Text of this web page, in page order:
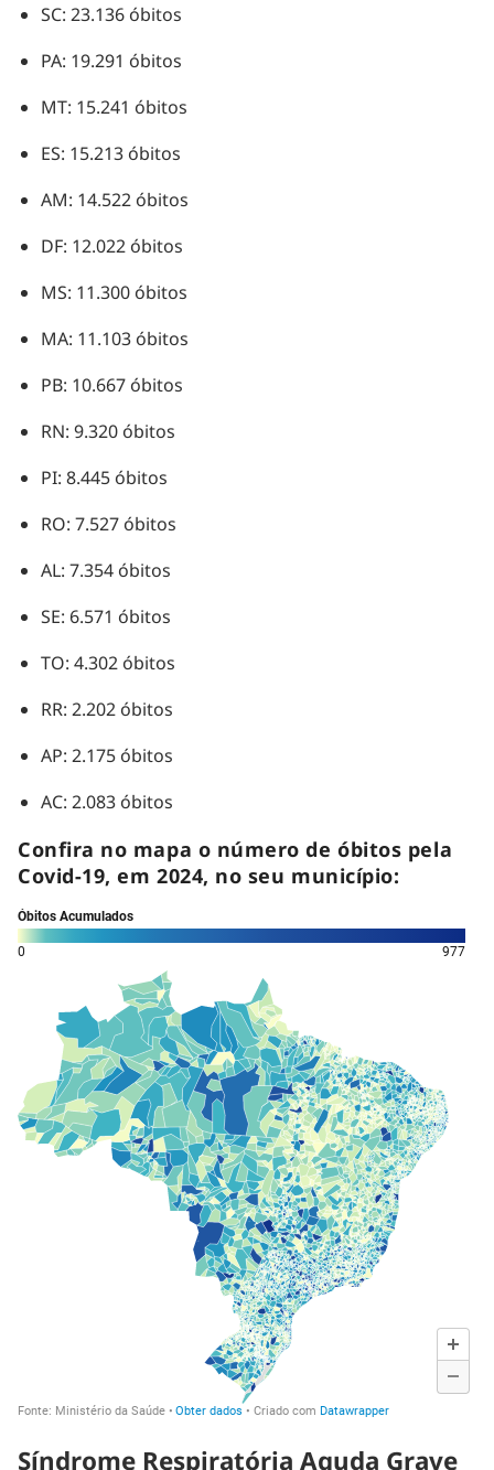
SC: 23.136 óbitos
PA: 19.291 óbitos
MT: 15.241 óbitos
ES: 15.213 óbitos
AM: 14.522 óbitos
DF: 12.022 óbitos
MS: 11.300 óbitos
MA: 11.103 óbitos
PB: 10.667 óbitos
RN: 9.320 óbitos
PI: 8.445 óbitos
RO: 7.527 óbitos
AL: 7.354 óbitos
SE: 6.571 óbitos
TO: 4.302 óbitos
RR: 2.202 óbitos
AP: 2.175 óbitos
AC: 2.083 óbitos
Confira no mapa o número de óbitos pela
Covid-19, em 2024, no seu município:
Síndrome Respiratória Aguda Grave